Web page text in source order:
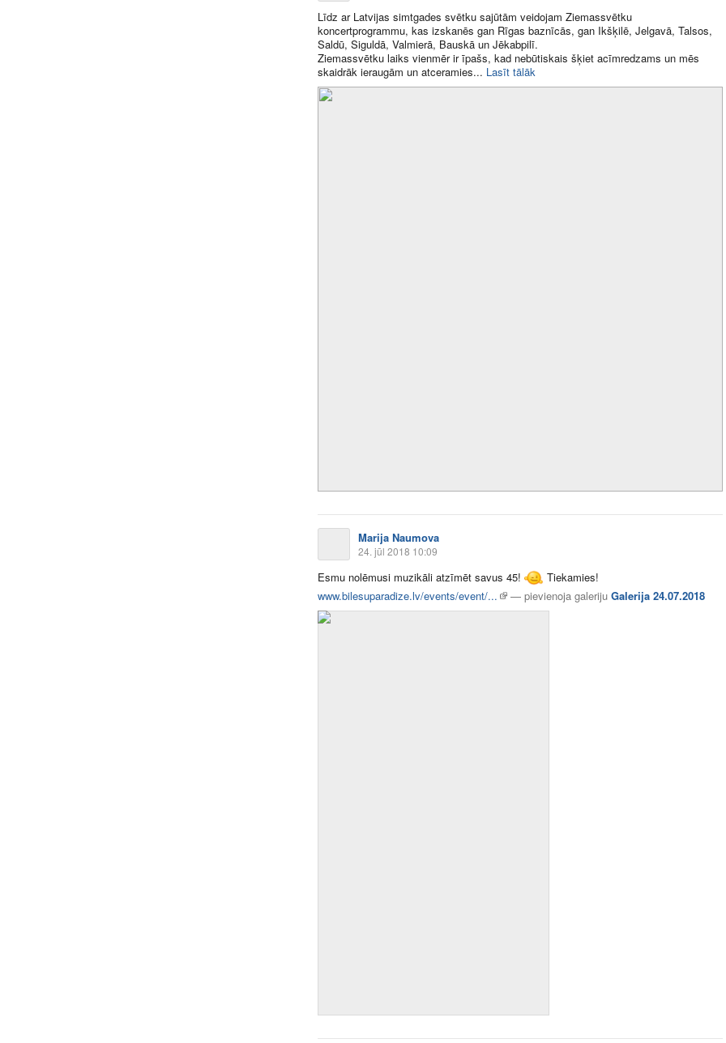
Līdz ar Latvijas simtgades svētku sajūtām veidojam Ziemassvētku
koncertprogrammu, kas izskanēs gan Rīgas baznīcās, gan Ikšķilē, Jelgavā, Talsos,
Saldū, Siguldā, Valmierā, Bauskā un Jēkabpilī.
Ziemassvētku laiks vienmēr ir īpašs, kad nebūtiskais šķiet acīmredzams un mēs
skaidrāk ieraugām un atceramies​... Lasīt tālāk
Marija Naumova
24. jūl 2018 10:09
Esmu nolēmusi muzikāli atzīmēt savus 45!
Tiekamies!
www.bilesuparadize.lv/events/event/...
— pievienoja galeriju Galerija 24.07.2018